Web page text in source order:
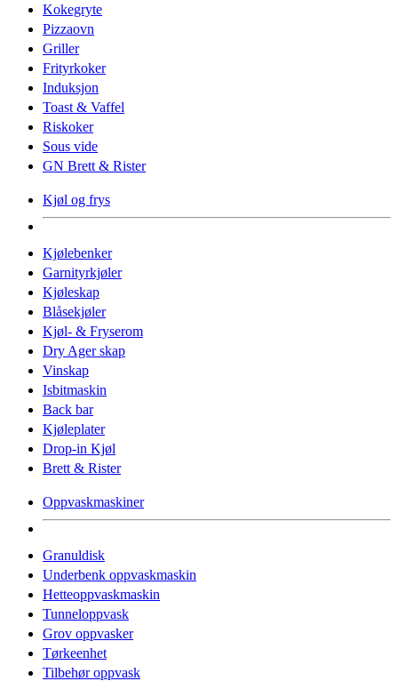
Kokegryte
Pizzaovn
Griller
Frityrkoker
Induksjon
Toast & Vaffel
Riskoker
Sous vide
GN Brett & Rister
Kjøl og frys
Kjølebenker
Garnityrkjøler
Kjøleskap
Blåsekjøler
Kjøl- & Fryserom
Dry Ager skap
Vinskap
Isbitmaskin
Back bar
Kjøleplater
Drop-in Kjøl
Brett & Rister
Oppvaskmaskiner
Granuldisk
Underbenk oppvaskmaskin
Hetteoppvaskmaskin
Tunneloppvask
Grov oppvasker
Tørkeenhet
Tilbehør oppvask